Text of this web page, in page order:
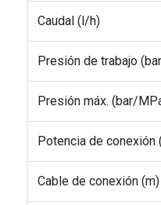
Caudal (l/h)
Presión de trabajo
Presión máx. (bar/
Potencia de conexión
Cable de conexión (m)